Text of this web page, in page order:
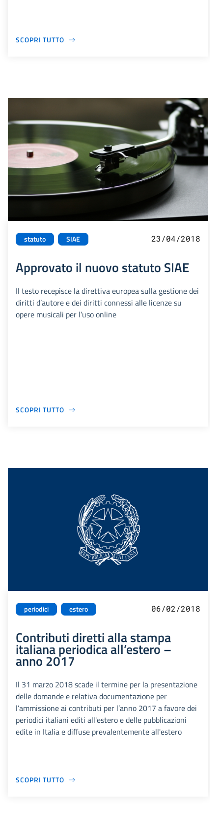
SCOPRI TUTTO
statuto SIAE 23/04/2018
Approvato il nuovo statuto SIAE
Il testo recepisce la direttiva europea sulla gestione dei
diritti d’autore e dei diritti connessi alle licenze su
opere musicali per l’uso online
SCOPRI TUTTO
periodici estero 06/02/2018
Contributi diretti alla stampa
italiana periodica all’estero –
anno 2017
Il 31 marzo 2018 scade il termine per la presentazione
delle domande e relativa documentazione per
l’ammissione ai contributi per l’anno 2017 a favore dei
periodici italiani editi all'estero e delle pubblicazioni
edite in Italia e diffuse prevalentemente all'estero
SCOPRI TUTTO